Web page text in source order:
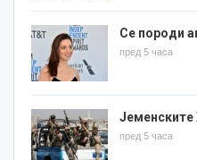
Се породи
пред 5 часа
Јеменските
пред 5 часа